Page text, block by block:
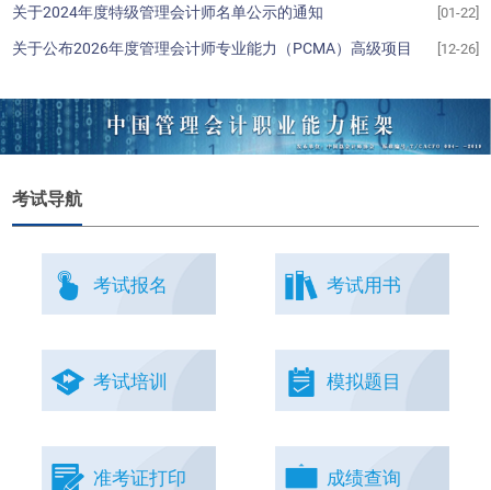
[01-22]
关于2024年度特级管理会计师名单公示的通知
[12-26]
关于公布2026年度管理会计师专业能力（PCMA）高级项目
考试导航
考试报名 考试用书
考试培训 模拟题目
准考证打印 成绩查询